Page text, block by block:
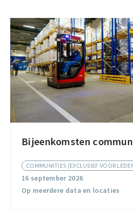
Bijeenkomsten
COMMUNITIES (EXCLUSIEF VOOR
16 september 2026
Op meerdere data en locaties
Bijeenkomsten
Veiligheid